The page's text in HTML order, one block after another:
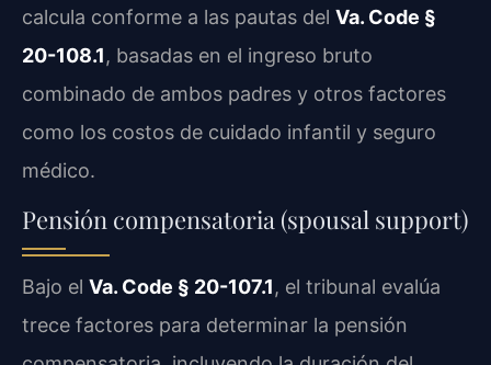
calcula conforme a las pautas del Va. Code §
20-108.1, basadas en el ingreso bruto
combinado de ambos padres y otros factores
como los costos de cuidado infantil y seguro
médico.
Pensión compensatoria (spousal support)
Bajo el Va. Code § 20-107.1, el tribunal evalúa
trece factores para determinar la pensión